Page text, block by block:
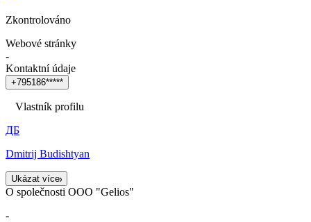
Zkontrolováno
Webové stránky
-
Kontaktní údaje
+7951 86*****
Vlastník profilu
ДБ
Dmitrij Budishtyan
Ukázat více
O společnosti OOO "Gelios"
-